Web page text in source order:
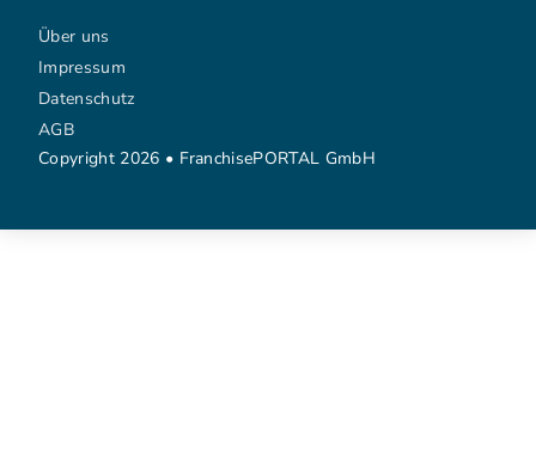
Copyright 2026 • FranchisePORTAL GmbH
Über uns
Impressum
Datenschutz
AGB